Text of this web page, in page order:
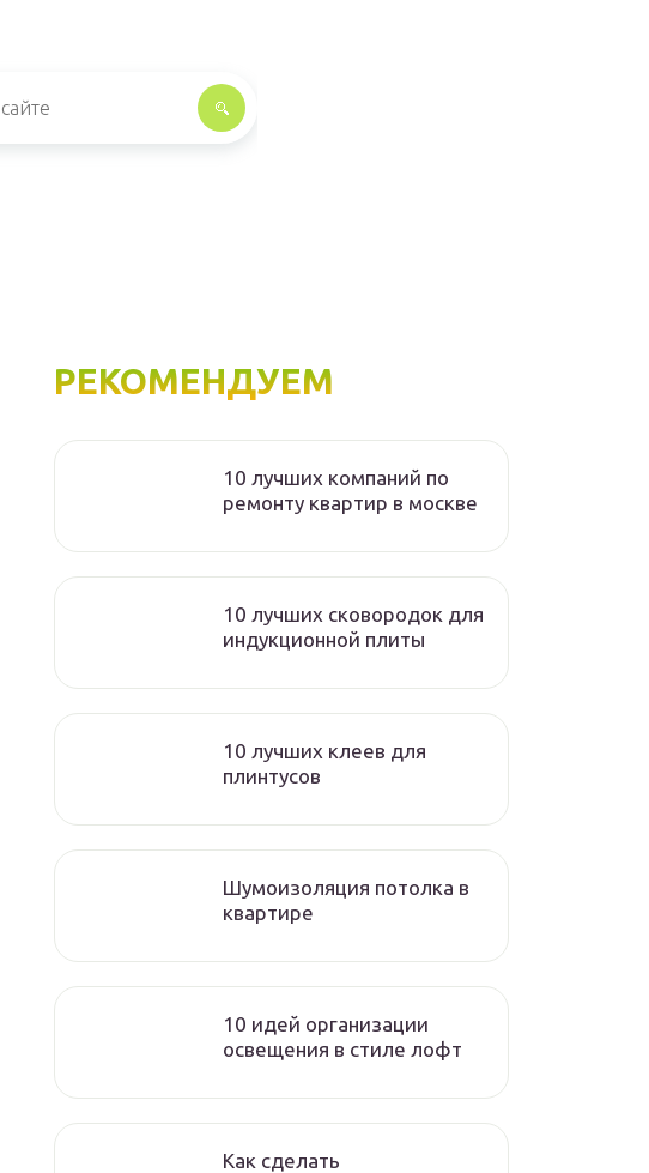
РЕКОМЕНДУЕМ
10 лучших компаний по
ремонту квартир в москве
10 лучших сковородок для
индукционной плиты
10 лучших клеев для
плинтусов
Шумоизоляция потолка в
квартире
10 идей организации
освещения в стиле лофт
Как сделать